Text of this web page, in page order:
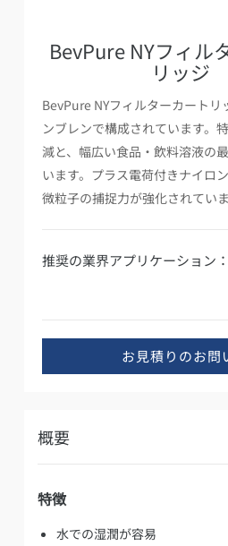
BevPure NYフィル
リッジ
BevPure NYフィルターカートリ
ンブレンで構成されています。
減と、幅広い食品・飲料溶液の
います。プラス電荷付きナイロ
微粒子の捕捉力が強化されていま
推奨の業界アプリケーション：
お見積りのお問
概要
特徴
水での湿潤が容易